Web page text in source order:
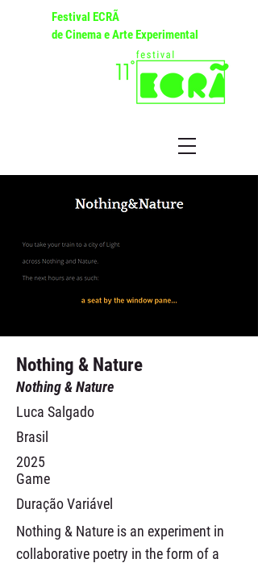
Festival ECRÃ
de Cinema e Arte Experimental
Nothing & Nature
Nothing & Nature
Luca Salgado
Brasil
2025
Game
Duração Variável
Nothing & Nature is an experiment in
collaborative poetry in the form of a